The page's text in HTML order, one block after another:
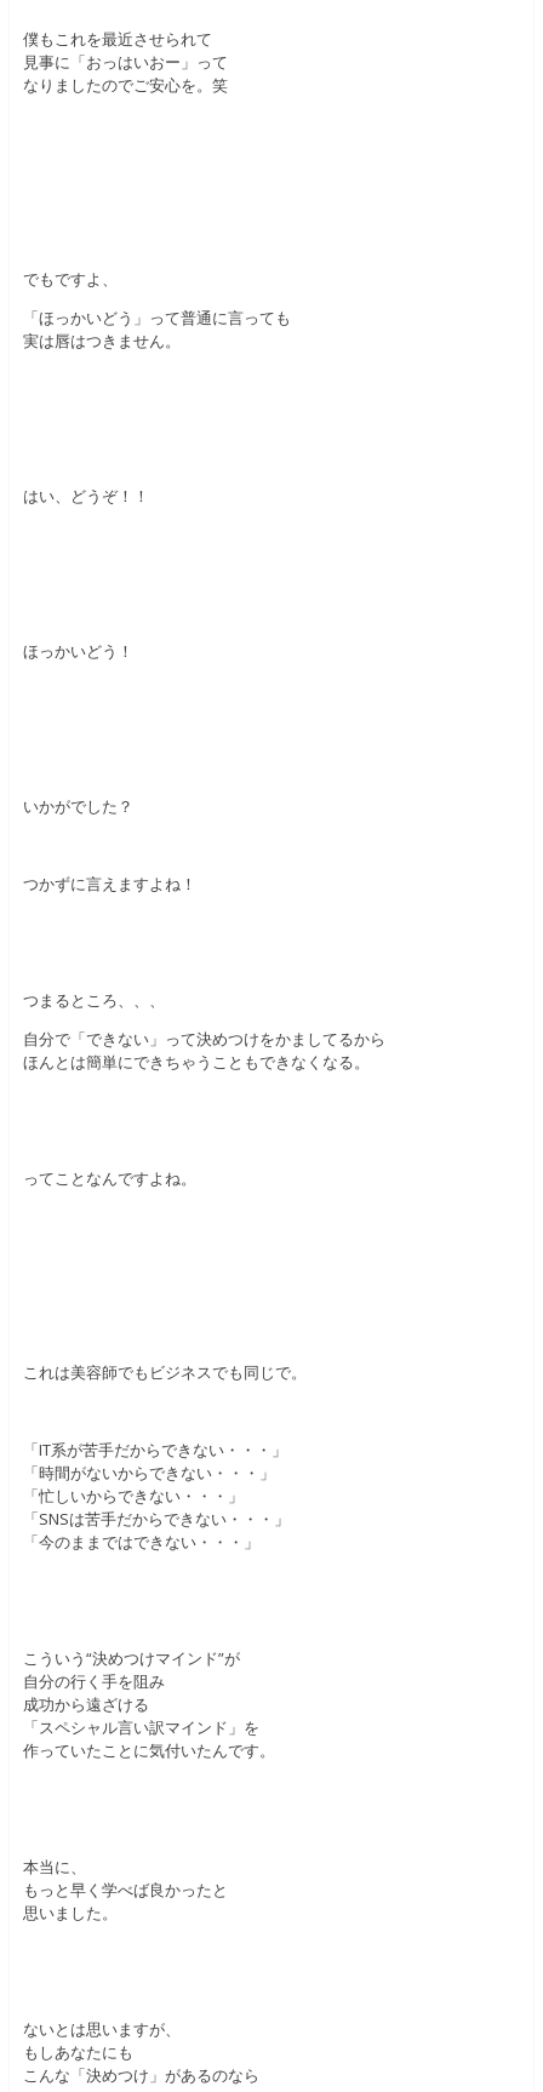
僕もこれを最近させられて
見事に「おっはいおー」って
なりましたのでご安心を。笑
でもですよ、
「ほっかいどう」って普通に言っても
実は唇はつきません。
はい、どうぞ！！
ほっかいどう！
いかがでした？
つかずに言えますよね！
つまるところ、、、
自分で「できない」って決めつけをかましてるから
ほんとは簡単にできちゃうこともできなくなる。
ってことなんですよね。
これは美容師でもビジネスでも同じで。
「IT系が苦手だからできない・・・」
「時間がないからできない・・・」
「忙しいからできない・・・」
「SNSは苦手だからできない・・・」
「今のままではできない・・・」
こういう“決めつけマインド”が
自分の行く手を阻み
成功から遠ざける
「スペシャル言い訳マインド」を
作っていたことに気付いたんです。
本当に、
もっと早く学べば良かったと
思いました。
ないとは思いますが、
もしあなたにも
こんな「決めつけ」があるのなら